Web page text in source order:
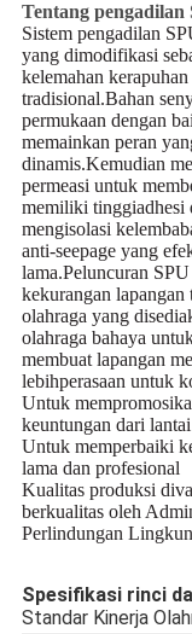
Tentang pengadilan
Sistem pengadilan
yang dimodifikasi
kelemahan
tradisional.Bahan
permukaan dengan
memainkan peran
dinamis.Kemudian
permeasi untuk
memiliki tinggiadhesi
mengisolasi
anti-seepage yang
lama.Peluncuran
kekurangan
olahraga yang
olahraga bahaya
membuat lapangan
lebihperasaan untuk
Untuk
keuntungan dari
Untuk memperbaiki
lama dan profesional
Kualitas produksi
berkualitas oleh
Perlindungan
Spesifikasi rinci
Standar Kinerja